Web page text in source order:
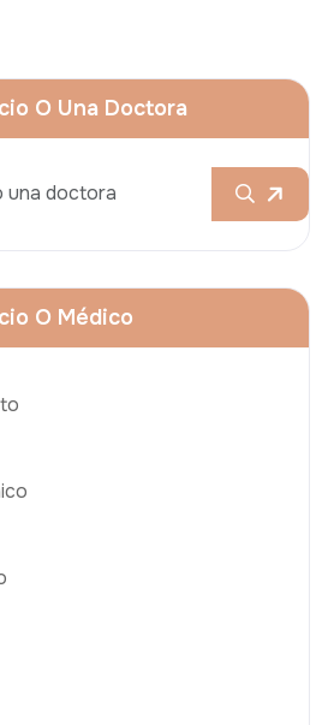
O Una Doctora
O Médico